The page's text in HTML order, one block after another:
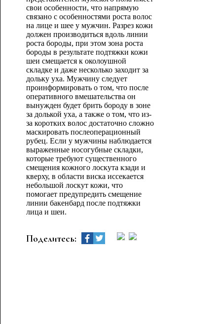
свои особенности, что напрямую
связано с особенностями роста волос
на лице и шее у мужчин. Разрез кожи
должен производиться вдоль линии
роста бороды, при этом зона роста
бороды в результате подтяжки кожи
шеи смещается к околоушной
складке и даже несколько заходит за
дольку уха. Мужчину следует
проинформировать о том, что после
оперативного вмешательства он
вынужден будет брить бороду в зоне
за долькой уха, а также о том, что из-
за коротких волос достаточно сложно
маскировать послеоперационный
рубец. Если у мужчины наблюдается
выраженные носогубные складки,
которые требуют существенного
смещения кожного лоскута кзади и
кверху, в области виска иссекается
небольшой лоскут кожи, что
помогает предупредить смещение
линии бакенбард после подтяжки
лица и шеи.
Поделитесь: